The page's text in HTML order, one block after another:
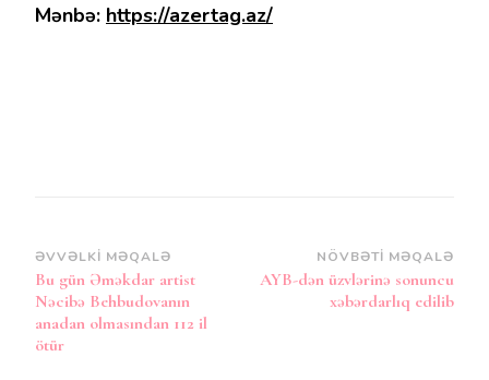
Mənbə: https://azertag.az/
Post
Naviqasiya
ƏVVƏLKI MƏQALƏ
Bu gün Əməkdar artist
Nəcibə Behbudovanın
anadan olmasından 112 il
ötür
NÖVBƏTI MƏQALƏ
AYB-dən üzvlərinə sonuncu
xəbərdarlıq edilib